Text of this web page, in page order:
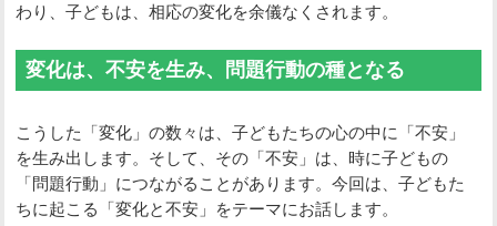
わり、子どもは、相応の変化を余儀なくされます。
変化は、不安を生み、問題行動の種となる
こうした「変化」の数々は、子どもたちの心の中に「不安」
を生み出します。そして、その「不安」は、時に子どもの
「問題行動」につながることがあります。今回は、子どもた
ちに起こる「変化と不安」をテーマにお話します。